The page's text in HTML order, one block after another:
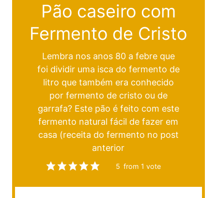
Pão caseiro com
Fermento de Cristo
Lembra nos anos 80 a febre que
foi dividir uma isca do fermento de
litro que também era conhecido
por fermento de cristo ou de
garrafa? Este pão é feito com este
fermento natural fácil de fazer em
casa (receita do fermento no post
anterior
5 from 1 vote